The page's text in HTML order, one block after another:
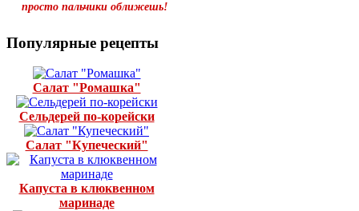
просто пальчики оближешь!
Популярные рецепты
Салат "Ромашка"
Сельдерей по-корейски
Салат "Купеческий"
Капуста в клюквенном
маринаде